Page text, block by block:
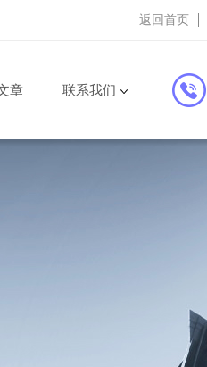
返回首页
章 联系我们